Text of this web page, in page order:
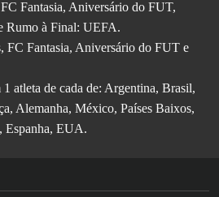
Fantasia, Aniversário do FUT,
Rumo à Final: UEFA.
FC Fantasia, Aniversário do FUT e
atleta de cada de: Argentina, Brasil,
Alemanha, México, Países Baixos,
Espanha, EUA.